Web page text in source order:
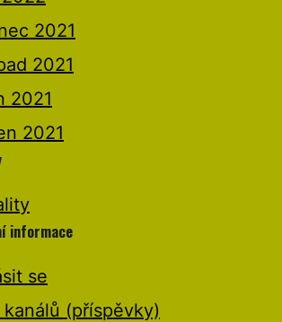
2021
2021
2021
2021
informace
se
(příspěvky)